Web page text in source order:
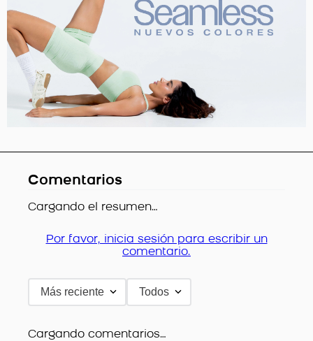
Comentarios
Cargando el resumen…
Por favor, inicia sesión para escribir un
comentario.
Más reciente Todos
Cargando comentarios…